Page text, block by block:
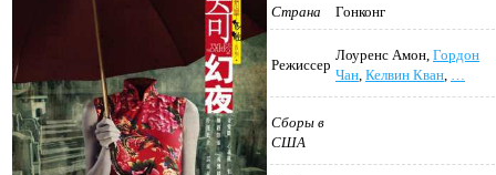
Страна Гонконг
Режиссер
Лоуренс Амон, Гордон
Чан, Келвин Кван, …
Сборы в
США